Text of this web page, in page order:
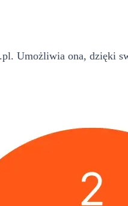
Umożliwia ona, dzięki